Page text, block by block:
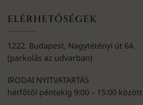
ELÉRHETŐSÉGEK
1222. Budapest, Nagytétényi út 64.
(parkolás az udvarban)
IRODAI NYITVATARTÁS
hétfőtől péntekig 9:00 – 15:00 között